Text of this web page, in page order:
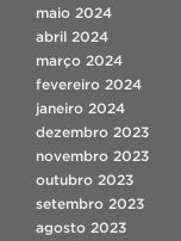
maio 2024
abril 2024
março 2024
fevereiro 2024
janeiro 2024
dezembro 2023
novembro 2023
outubro 2023
setembro 2023
agosto 2023